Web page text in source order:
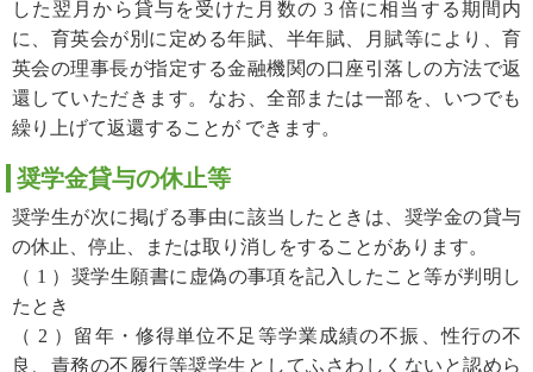
した翌月から貸与を受けた月数の 3 倍に相当する期間内
に、育英会が別に定める年賦、半年賦、月賦等により、育
英会の理事長が指定する金融機関の口座引落しの方法で返
還していただきます。なお、全部または一部を、いつでも
繰り上げて返還することが できます。
奨学金貸与の休止等
奨学生が次に掲げる事由に該当したときは、奨学金の貸与
の休止、停止、または取り消しをすることがあります。
（ 1 ）奨学生願書に虚偽の事項を記入したこと等が判明し
たとき
（ 2 ）留年・修得単位不足等学業成績の不振、性行の不
良、責務の不履行等奨学生としてふさわしくないと認めら